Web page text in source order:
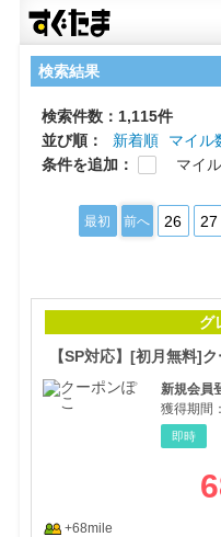
検索結果
検索件数：1,115件
並び順：
新着順
マイル
条件を追加：
マイ
最初 前へ 26 27
グ
新規会員
獲得期間：
即時
+68mile